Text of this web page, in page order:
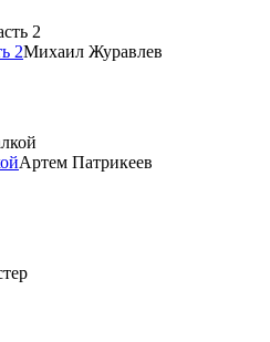
2Михаил Журавлев
Артем Патрикеев